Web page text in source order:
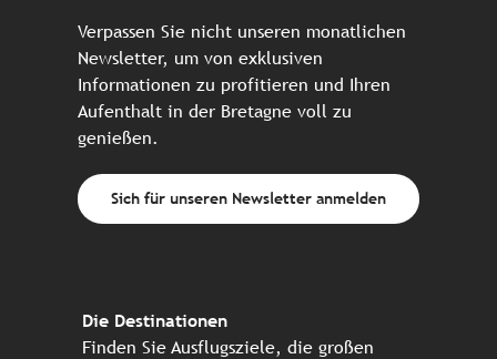
Verpassen Sie nicht unseren monatlichen
Newsletter, um von exklusiven
Informationen zu profitieren und Ihren
Aufenthalt in der Bretagne voll zu
genießen.
Sich für unseren Newsletter anmelden
Die Destinationen
Finden Sie Ausflugsziele, die großen